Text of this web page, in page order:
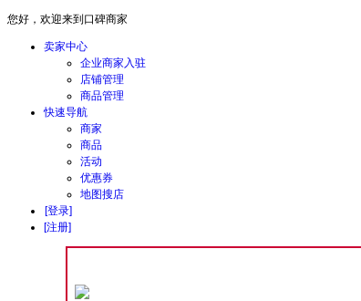
您好，欢迎来到口碑商家
卖家中心
企业商家入驻
店铺管理
商品管理
快速导航
商家
商品
活动
优惠券
地图搜店
[登录]
[注册]